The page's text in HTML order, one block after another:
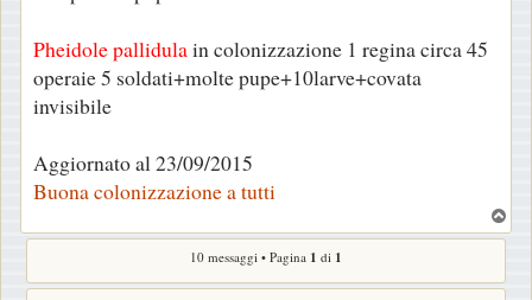
Pheidole pallidulain colonizzazione 1 regina circa 45
operaie 5 soldati+molte pupe+10larve+covata
invisibile
Aggiornato al 23/09/2015
Buona colonizzazione a tutti
o
10 messaggi • Pagina 1 di 1